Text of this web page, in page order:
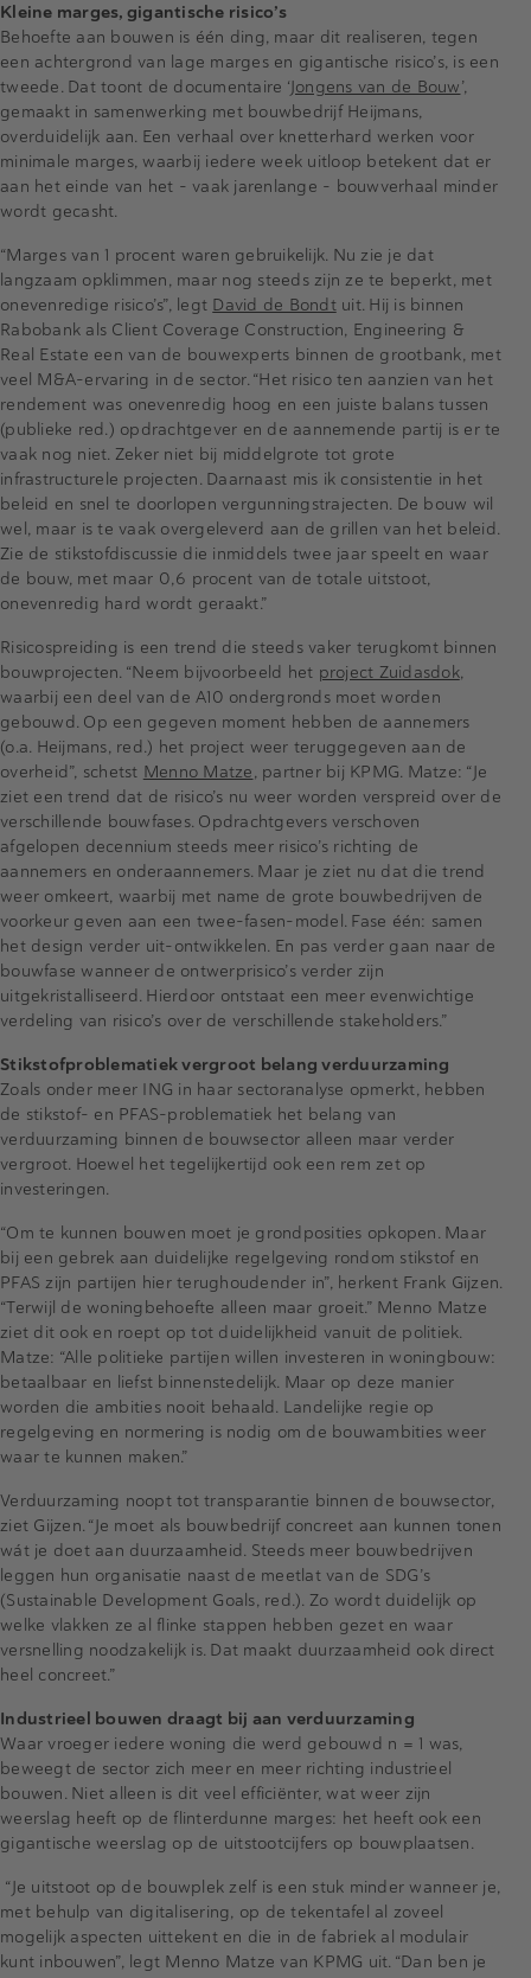
Kleine marges, gigantische risico’s
Behoefte aan bouwen is één ding, maar dit realiseren, tegen
een achtergrond van lage marges en gigantische risico’s, is een
tweede. Dat toont de documentaire ‘Jongens van de Bouw’,
gemaakt in samenwerking met bouwbedrijf Heijmans,
overduidelijk aan. Een verhaal over knetterhard werken voor
minimale marges, waarbij iedere week uitloop betekent dat er
aan het einde van het – vaak jarenlange – bouwverhaal minder
wordt gecasht.
“Marges van 1 procent waren gebruikelijk. Nu zie je dat
langzaam opklimmen, maar nog steeds zijn ze te beperkt, met
onevenredige risico’s”, legt David de Bondtuit. Hij is binnen
Rabobank als Client Coverage Construction, Engineering &
Real Estate een van de bouwexperts binnen de grootbank, met
veel M&A-ervaring in de sector. “Het risico ten aanzien van het
rendement was onevenredig hoog en een juiste balans tussen
(publieke red.) opdrachtgever en de aannemende partij is er te
vaak nog niet. Zeker niet bij middelgrote tot grote
infrastructurele projecten. Daarnaast mis ik consistentie in het
beleid en snel te doorlopen vergunningstrajecten. De bouw wil
wel, maar is te vaak overgeleverd aan de grillen van het beleid.
Zie de stikstofdiscussie die inmiddels twee jaar speelt en waar
de bouw, met maar 0,6 procent van de totale uitstoot,
onevenredig hard wordt geraakt.”
Risicospreiding is een trend die steeds vaker terugkomt binnen
bouwprojecten. “Neem bijvoorbeeld het project Zuidasdok,
waarbij een deel van de A10 ondergronds moet worden
gebouwd. Op een gegeven moment hebben de aannemers
(o.a. Heijmans, red.) het project weer teruggegeven aan de
overheid”, schetst Menno Matze, partner bij KPMG. Matze: “Je
ziet een trend dat de risico’s nu weer worden verspreid over de
verschillende bouwfases. Opdrachtgevers verschoven
afgelopen decennium steeds meer risico’s richting de
aannemers en onderaannemers. Maar je ziet nu dat die trend
weer omkeert, waarbij met name de grote bouwbedrijven de
voorkeur geven aan een twee-fasen-model. Fase één: samen
het design verder uit-ontwikkelen. En pas verder gaan naar de
bouwfase wanneer de ontwerprisico’s verder zijn
uitgekristalliseerd. Hierdoor ontstaat een meer evenwichtige
verdeling van risico’s over de verschillende stakeholders.”
Stikstofproblematiek vergroot belang verduurzaming
Zoals onder meer ING in haar sectoranalyse opmerkt, hebben
de stikstof- en PFAS-problematiek het belang van
verduurzaming binnen de bouwsector alleen maar verder
vergroot. Hoewel het tegelijkertijd ook een rem zet op
investeringen.
“Om te kunnen bouwen moet je grondposities opkopen. Maar
bij een gebrek aan duidelijke regelgeving rondom stikstof en
PFAS zijn partijen hier terughoudender in”, herkent Frank Gijzen.
“Terwijl de woningbehoefte alleen maar groeit.” Menno Matze
ziet dit ook en roept op tot duidelijkheid vanuit de politiek.
Matze: “Alle politieke partijen willen investeren in woningbouw:
betaalbaar en liefst binnenstedelijk. Maar op deze manier
worden die ambities nooit behaald. Landelijke regie op
regelgeving en normering is nodig om de bouwambities weer
waar te kunnen maken.”
Verduurzaming noopt tot transparantie binnen de bouwsector,
ziet Gijzen. “Je moet als bouwbedrijf concreet aan kunnen tonen
wát je doet aan duurzaamheid. Steeds meer bouwbedrijven
leggen hun organisatie naast de meetlat van de SDG’s
(Sustainable Development Goals, red.). Zo wordt duidelijk op
welke vlakken ze al flinke stappen hebben gezet en waar
versnelling noodzakelijk is. Dat maakt duurzaamheid ook direct
heel concreet.”
Industrieel bouwen draagt bij aan verduurzaming
Waar vroeger iedere woning die werd gebouwd n = 1 was,
beweegt de sector zich meer en meer richting industrieel
bouwen. Niet alleen is dit veel efficiënter, wat weer zijn
weerslag heeft op de flinterdunne marges: het heeft ook een
gigantische weerslag op de uitstootcijfers op bouwplaatsen.
“Je uitstoot op de bouwplek zelf is een stuk minder wanneer je,
met behulp van digitalisering, op de tekentafel al zoveel
mogelijk aspecten uittekent en die in de fabriek al modulair
kunt inbouwen”, legt Menno Matze van KPMG uit. “Dan ben je